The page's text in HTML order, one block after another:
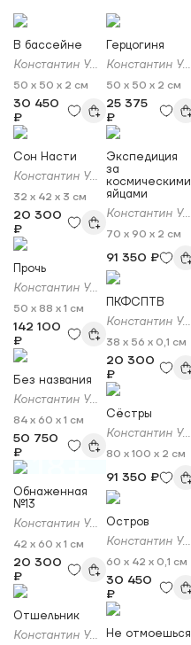
В бассейне
Константин Ужве
50 x 50 x 2 см
30 450
₽
Сон Насти
Константин Ужве
32 x 42 x 3 см
20 300
₽
Прочь
Константин Ужве
50 x 88 x 1 см
142 100
₽
Без названия
Константин Ужве
84 x 60 x 1 см
50 750
₽
Обнаженная
№13
Константин Ужве
42 x 60 x 1 см
20 300
₽
Отшельник
Константин Ужве
Герцогиня
Константин Ужве
50 x 50 x 2 см
25 375
₽
Экспедиция
за
космическими
яйцами
Константин Ужве
70 x 90 x 2 см
91 350 ₽
ПКФСПТВ
Константин Ужве
38 x 56 x 0,1 см
20 300
₽
Сёстры
Константин Ужве
80 x 100 x 2 см
91 350 ₽
Остров
Константин Ужве
60 x 42 x 0,1 см
30 450
₽
Не отмоешься